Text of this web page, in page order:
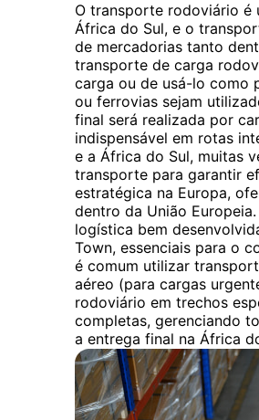
O transporte rodoviário é
África do Sul, e o
de mercadorias tanto
transporte de carga
carga ou de usá-lo como
ou ferrovias sejam
final será realizada por
indispensável em rotas
e a África do Sul, muitas
transporte para garantir
estratégica na Europa,
dentro da União
logística bem
Town, essenciais para o
é comum utilizar
aéreo (para cargas
rodoviário em trechos
completas, gerenciando
a entrega final na África